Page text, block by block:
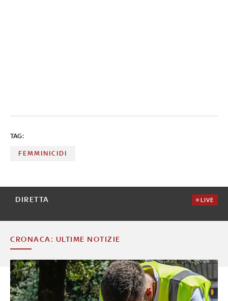
TAG:
FEMMINICIDI
DIRETTA LIVE
CRONACA: ULTIME NOTIZIE